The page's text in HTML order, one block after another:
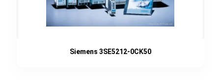
Siemens 3SE5212-0CK50